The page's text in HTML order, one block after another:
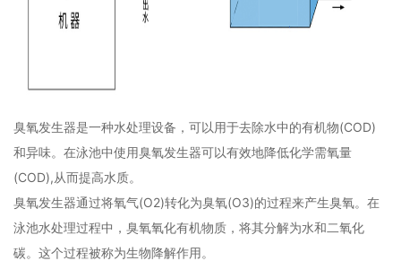
臭氧发生器是一种水处理设备，可以用于去除水中的有机物(COD)
和异味。在泳池中使用臭氧发生器可以有效地降低化学需氧量
(COD),从而提高水质。
臭氧发生器通过将氧气(O2)转化为臭氧(O3)的过程来产生臭氧。在
泳池水处理过程中，臭氧氧化有机物质，将其分解为水和二氧化
碳。这个过程被称为生物降解作用。